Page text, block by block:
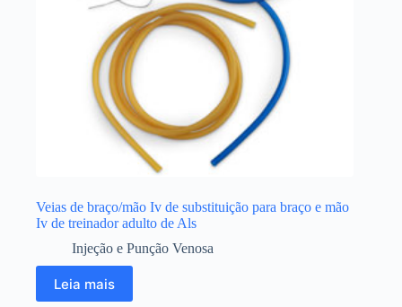
Veias de braço/mão Iv de substituição para braço e mão
Iv de treinador adulto de Als
Injeção e Punção Venosa
Leia mais